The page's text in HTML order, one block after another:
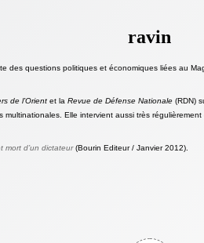
ravin
des questions politiques et économiques liées au
de l’Orient et la Revue de Défense Nationale (RDN)
Elle intervient aussi très régulièrement
mort d’un dictateur (Bourin Editeur / Janvier 2012).